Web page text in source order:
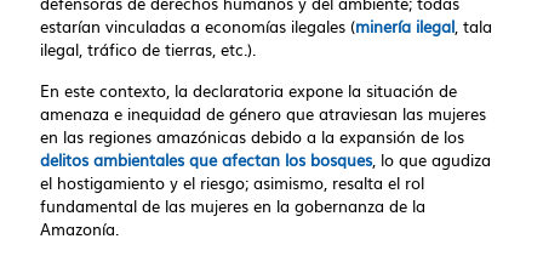
estarían vinculadas a economías ilegales (minería ilegal , tala
ilegal, tráfico de tierras, etc.).
En este contexto, la declaratoria expone la situación de
amenaza e inequidad de género que atraviesan las mujeres
en las regiones amazónicas debido a la expansión de los
delitos ambientales que afectan los bosques , lo que agudiza
el hostigamiento y el riesgo; asimismo, resalta el rol
fundamental de las mujeres en la gobernanza de la
Amazonía.